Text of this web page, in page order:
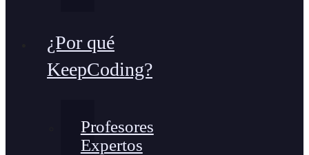
¿Por qué
KeepCoding?
Profesores
Expertos